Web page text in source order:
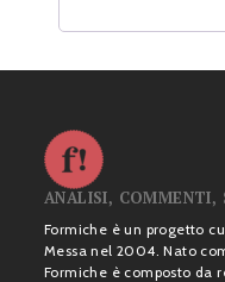
ANALISI, COMMENTI,
Formiche è un progetto
Messa nel 2004. Nato
Formiche è composto da